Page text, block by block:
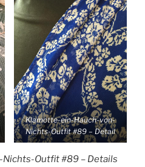
Klamotte-ein-Hauch-von-
Nichts-Outfit #89 – Detail
Outfit #89 – Details